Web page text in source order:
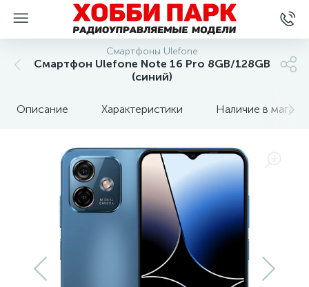
Смартфоны Ulefone
Смартфон Ulefone Note 16 Pro 8GB/128GB
(синий)
Описание Характеристики Наличие в